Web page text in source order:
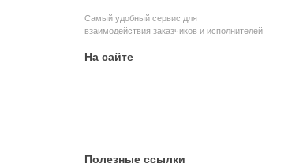
Самый удобный сервис для
взаимодействия заказчиков и исполнителей
На сайте
Полезные ссылки